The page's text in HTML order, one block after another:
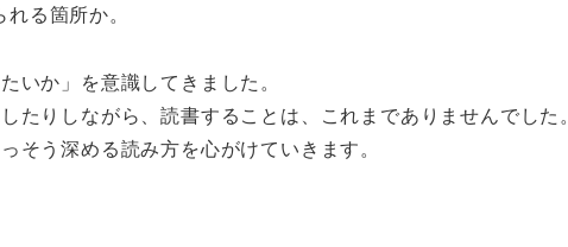
る箇所か。
いか」を意識してきました。
たりしながら、読書することは、これまでありませんでした。
そう深める読み方を心がけていきます。